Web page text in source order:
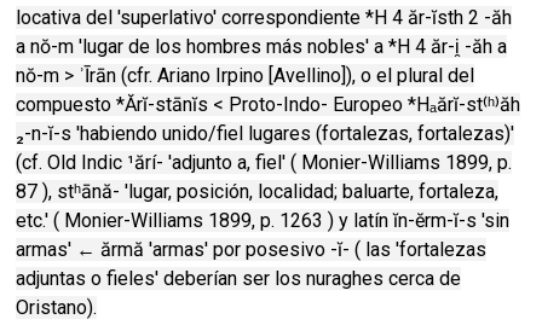
locativa del 'superlativo' correspondiente *H 4 ăr-ĭsth 2 -ăh
a nŏ-m 'lugar de los hombres más nobles' a *H 4 ăr-i̯ -ăh a
nŏ-m > ʾĪrān (cfr. Ariano Irpino [Avellino]), o el plural del
compuesto *Ărĭ-stānĭs < Proto-Indo- Europeo *Hₐărĭ-st⁽ʰ⁾ăh
₂-n-ĭ-s 'habiendo unido/fiel lugares (fortalezas, fortalezas)'
(cf. Old Indic ¹ărí- 'adjunto a, fiel' ( Monier-Williams 1899, p.
87 ), stʰānă- 'lugar, posición, localidad; baluarte, fortaleza,
etc.' ( Monier-Williams 1899, p. 1263 ) y latín ĭn-ĕrm-ĭ-s 'sin
armas' ← ărmă 'armas' por posesivo -ĭ- ( las 'fortalezas
adjuntas o fieles' deberían ser los nuraghes cerca de
Oristano).